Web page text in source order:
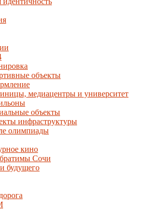
объекты
медиацентры и университет
объекты
инфраструктуры
олимпиады
кино
Сочи
будущего